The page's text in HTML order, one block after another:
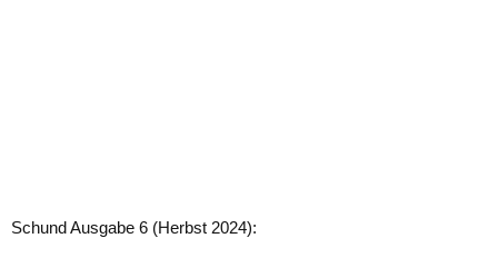
Schund Ausgabe 6 (Herbst 2024):